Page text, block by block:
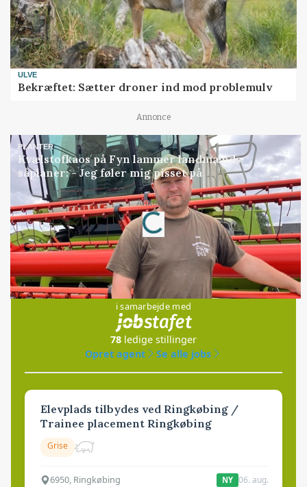
ULVE
Bekræftet: Sætter droner ind mod problemulv
Annonce
PLANTER
Kvælstofkaos på Fyn lammer landmænds
såplaner: - Jeg føler mig pisset på
Annonce
Loading...
Jobs
i samarbejde med
78 ledige stillinger
Opret agent
Se alle jobs
Elevplads tilbydes ved Ringkøbing /
Trainee placement Ringkøbing
Grise
6950, Ringkøbing NY 06. aug.